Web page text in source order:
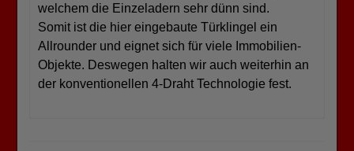
welchem die Einzeladern sehr dünn sind.
Somit ist die hier eingebaute Türklingel ein
Allrounder und eignet sich für viele Immobilien-
Objekte. Deswegen halten wir auch weiterhin an
der konventionellen 4-Draht Technologie fest.